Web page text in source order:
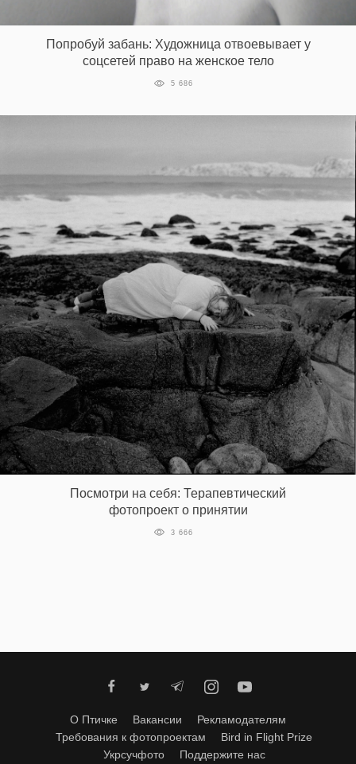
Попробуй забань: Художница отвоевывает у
соцсетей право на женское тело
5 686
Посмотри на себя: Терапевтический
фотопроект о принятии
3 666
О Птичке Вакансии
Рекламодателям
Требования к фотопроектам
Bird in Flight Prize
Укрсучфото
Поддержите нас